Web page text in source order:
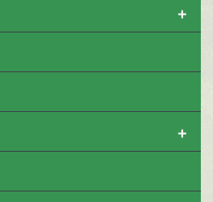
+
+